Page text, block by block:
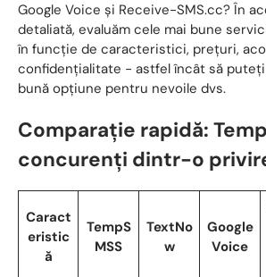
Google Voice și Receive-SMS.cc? În
detaliată, evaluăm cele mai bune
în funcție de caracteristici, prețuri,
confidențialitate - astfel încât să puteți
bună opțiune pentru nevoile dvs.
Comparație rapidă:
concurenți dintr-o
Caract
eristic
ă
TempS
MSS
TextNo
w
Google
Voice